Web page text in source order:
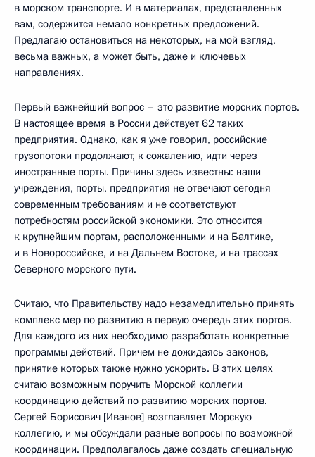
в морском транспорте. И в материалах, представленных
вам, содержится немало конкретных предложений.
Предлагаю остановиться на некоторых, на мой взгляд,
весьма важных, а может быть, даже и ключевых
направлениях.
Первый важнейший вопрос – это развитие морских портов.
В настоящее время в России действует 62 таких
предприятия. Однако, как я уже говорил, российские
грузопотоки продолжают, к сожалению, идти через
иностранные порты. Причины здесь известны: наши
учреждения, порты, предприятия не отвечают сегодня
современным требованиям и не соответствуют
потребностям российской экономики. Это относится
к крупнейшим портам, расположенными и на Балтике,
и в Новороссийске, и на Дальнем Востоке, и на трассах
Северного морского пути.
Считаю, что Правительству надо незамедлительно принять
комплекс мер по развитию в первую очередь этих портов.
Для каждого из них необходимо разработать конкретные
программы действий. Причем не дожидаясь законов,
принятие которых также нужно ускорить. В этих целях
считаю возможным поручить Морской коллегии
координацию действий по развитию морских портов.
Сергей Борисович [Иванов] возглавляет Морскую
коллегию, и мы обсуждали разные вопросы по возможной
координации. Предполагалось даже создать специальную